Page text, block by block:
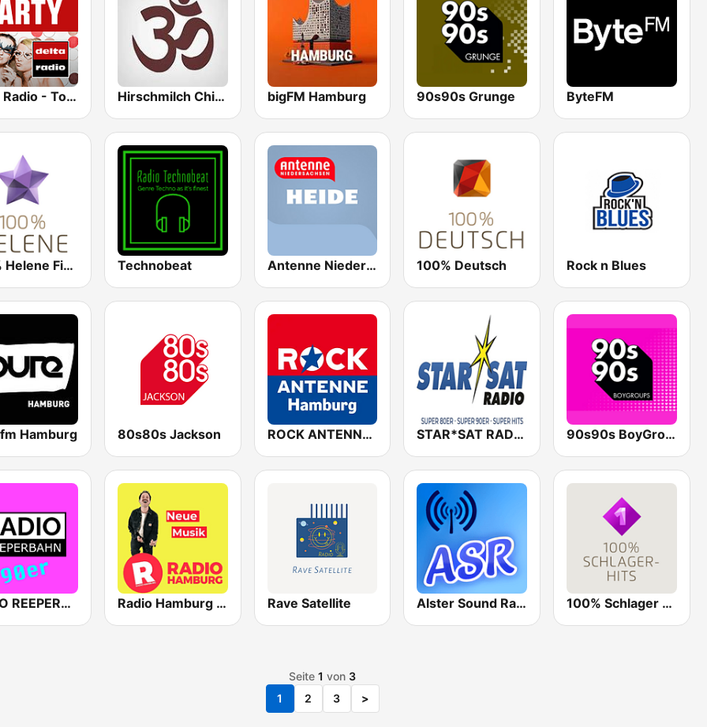
Delta Radio - Top 100 Party Hirschmilch Chillout bigFM Hamburg 90s90s Grunge ByteFM
100% Helene Fischer Technobeat Antenne Niedersachsen Heide 100% Deutsch Rock n Blues
Hamburg 80s80s Jackson ROCK ANTENNE DAB+ HH/SH STAR*SAT RADIO 90s90s BoyGroups
RADIO REEPERBAHN 90er Radio Hamburg Neuheiten-Stream mit Tim Gafron Rave Satellite Alster Sound Radio 100% Schlager Hits
Seite 1 von 3
1
2 3 >